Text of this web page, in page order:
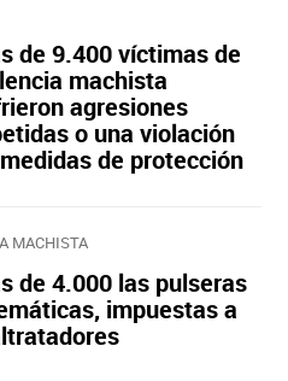
de 9.400 víctimas de
machista
agresiones
o una violación
de protección
MACHISTA
de 4.000 las pulseras
impuestas a